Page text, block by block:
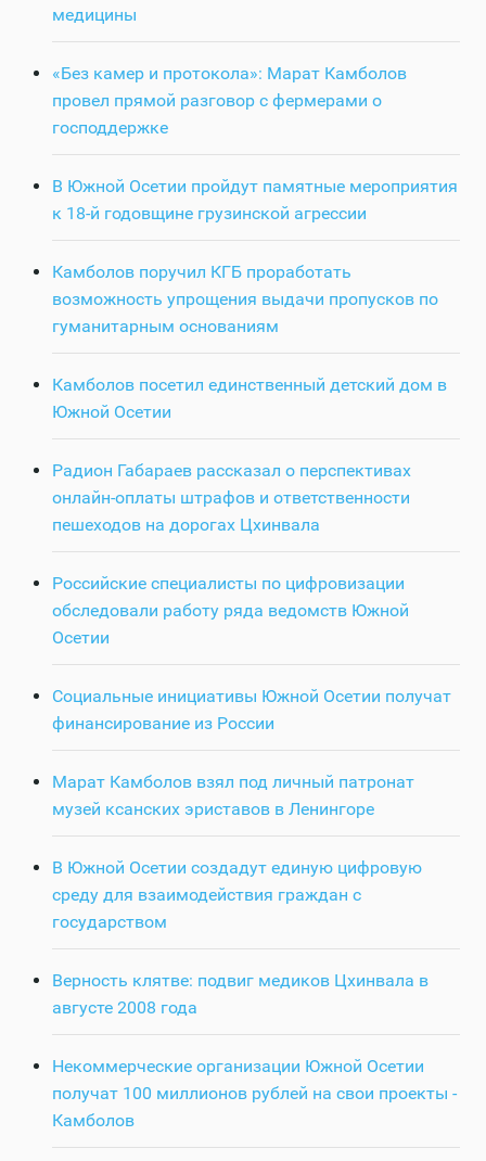
медицины
«Без камер и протокола»: Марат Камболов
провел прямой разговор с фермерами о
господдержке
В Южной Осетии пройдут памятные мероприятия
к 18-й годовщине грузинской агрессии
Камболов поручил КГБ проработать
возможность упрощения выдачи пропусков по
гуманитарным основаниям
Камболов посетил единственный детский дом в
Южной Осетии
Радион Габараев рассказал о перспективах
онлайн-оплаты штрафов и ответственности
пешеходов на дорогах Цхинвала
Российские специалисты по цифровизации
обследовали работу ряда ведомств Южной
Осетии
Социальные инициативы Южной Осетии получат
финансирование из России
Марат Камболов взял под личный патронат
музей ксанских эриставов в Ленингоре
В Южной Осетии создадут единую цифровую
среду для взаимодействия граждан с
государством
Верность клятве: подвиг медиков Цхинвала в
августе 2008 года
Некоммерческие организации Южной Осетии
получат 100 миллионов рублей на свои проекты -
Камболов